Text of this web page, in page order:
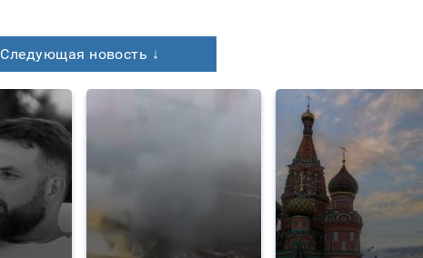
Следующая новость ↓